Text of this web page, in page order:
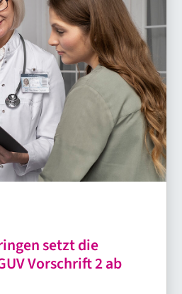
setzt die
Vorschrift 2 ab